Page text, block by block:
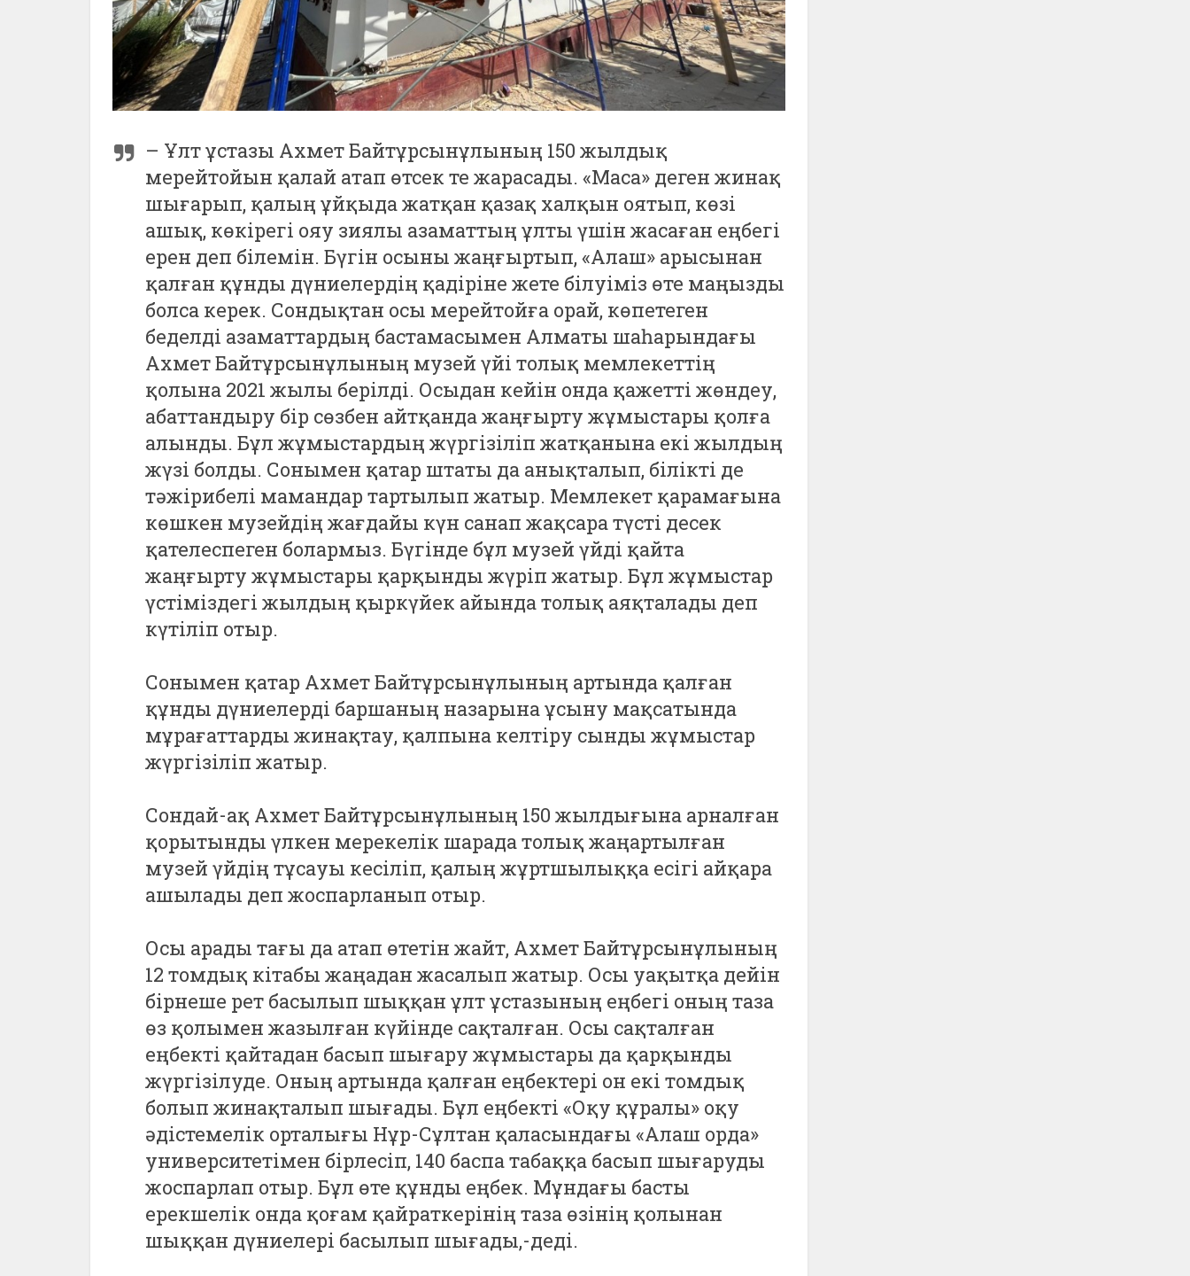
– Ұлт ұстазы Ахмет Байтұрсынұлының 150 жылдық
мерейтойын қалай атап өтсек те жарасады. «Маса» деген жинақ
шығарып, қалың ұйқыда жатқан қазақ халқын оятып, көзі
ашық, көкірегі ояу зиялы азаматтың ұлты үшін жасаған еңбегі
ерен деп білемін. Бүгін осыны жаңғыртып, «Алаш» арысынан
қалған құнды дүниелердің қадіріне жете білуіміз өте маңызды
болса керек. Сондықтан осы мерейтойға орай, көпетеген
беделді азаматтардың бастамасымен Алматы шаһарындағы
Ахмет Байтұрсынұлының музей үйі толық мемлекеттің
қолына 2021 жылы берілді. Осыдан кейін онда қажетті жөндеу,
абаттандыру бір сөзбен айтқанда жаңғырту жұмыстары қолға
алынды. Бұл жұмыстардың жүргізіліп жатқанына екі жылдың
жүзі болды. Сонымен қатар штаты да анықталып, білікті де
тәжірибелі мамандар тартылып жатыр. Мемлекет қарамағына
көшкен музейдің жағдайы күн санап жақсара түсті десек
қателеспеген болармыз. Бүгінде бұл музей үйді қайта
жаңғырту жұмыстары қарқынды жүріп жатыр. Бұл жұмыстар
үстіміздегі жылдың қыркүйек айында толық аяқталады деп
күтіліп отыр.
Сонымен қатар Ахмет Байтұрсынұлының артында қалған
құнды дүниелерді баршаның назарына ұсыну мақсатында
мұрағаттарды жинақтау, қалпына келтіру сынды жұмыстар
жүргізіліп жатыр.
Сондай-ақ Ахмет Байтұрсынұлының 150 жылдығына арналған
қорытынды үлкен мерекелік шарада толық жаңартылған
музей үйдің тұсауы кесіліп, қалың жұртшылыққа есігі айқара
ашылады деп жоспарланып отыр.
Осы арады тағы да атап өтетін жайт, Ахмет Байтұрсынұлының
12 томдық кітабы жаңадан жасалып жатыр. Осы уақытқа дейін
бірнеше рет басылып шыққан ұлт ұстазының еңбегі оның таза
өз қолымен жазылған күйінде сақталған. Осы сақталған
еңбекті қайтадан басып шығару жұмыстары да қарқынды
жүргізілуде. Оның артында қалған еңбектері он екі томдық
болып жинақталып шығады. Бұл еңбекті «Оқу құралы» оқу
әдістемелік орталығы Нұр-Сұлтан қаласындағы «Алаш орда»
университетімен бірлесіп, 140 баспа табаққа басып шығаруды
жоспарлап отыр. Бұл өте құнды еңбек. Мұндағы басты
ерекшелік онда қоғам қайраткерінің таза өзінің қолынан
шыққан дүниелері басылып шығады,-деді.